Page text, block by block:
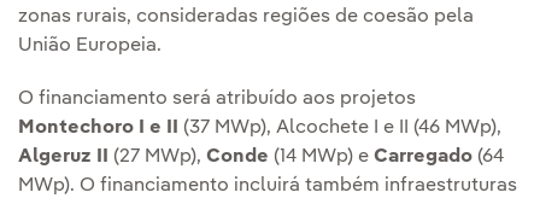
zonas rurais, consideradas regiões de coesão pela
União Europeia.
O financiamento será atribuído aos projetos
Montechoro I e II (37 MWp), Alcochete I e II (46 MWp),
Algeruz II
(27 MWp), Conde (14 MWp) e Carregado (64
MWp). O financiamento incluirá também infraestruturas